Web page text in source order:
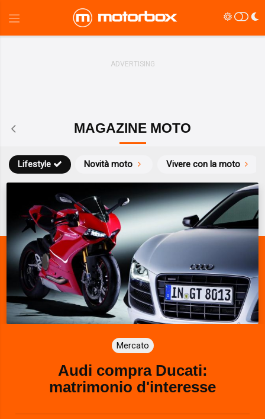
MAGAZINE MOTO
Novità moto Vivere con la moto
Lifestyle
Mercato
Audi compra Ducati:
matrimonio d'interesse